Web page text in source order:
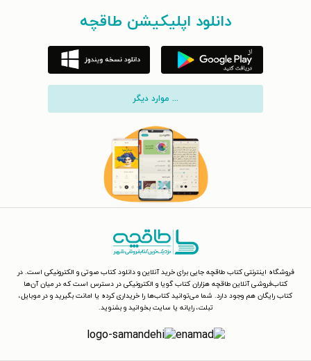
دانلود اپلیکیشن طاقچه
... موارد دیگر
فروشگاه اینترنتی کتاب طاقچه جایی برای خرید آنلاین و دانلود کتاب صوتی و الکترونیکی است. در
کتاب‌فروشی آنلاین طاقچه هزاران کتاب گویا و الکترونیکی در دسترس است که در میان آن‌ها
کتاب رایگان هم وجود دارد. شما می‌توانید کتاب‌ها را خریداری کرده یا امانت بگیرید و در موبایل،
تبلت، رایانه یا سایت بخوانید و بشنوید.